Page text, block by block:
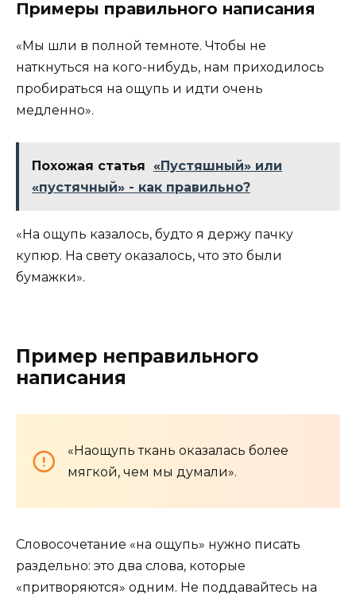
Примеры правильного написания
«Мы шли в полной темноте. Чтобы не
наткнуться на кого-нибудь, нам приходилось
пробираться на ощупь и идти очень
медленно».
Похожая статья
«Пустяшный» или
«пустячный» - как правильно?
«На ощупь казалось, будто я держу пачку
купюр. На свету оказалось, что это были
бумажки».
Пример неправильного
написания
«Наощупь ткань оказалась более
мягкой, чем мы думали».
Словосочетание «на ощупь» нужно писать
раздельно: это два слова, которые
«притворяются» одним. Не поддавайтесь на